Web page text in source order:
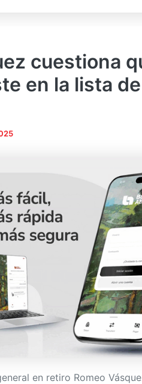
cuestiona
en la lista
en retiro Romeo